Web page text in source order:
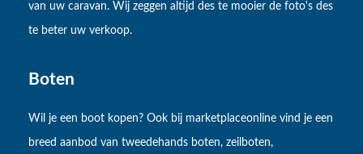
van uw caravan. Wij zeggen altijd des te mooier de foto's des
te beter uw verkoop.
Boten
Wil je een boot kopen? Ook bij marketplaceonline vind je een
breed aanbod van tweedehands boten, zeilboten,